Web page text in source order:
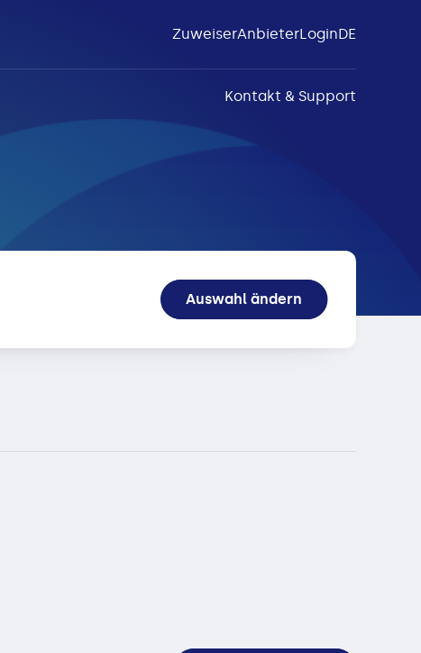
ZuweiserAnbieterLoginDE
Kontakt & Support
Auswahl ändern